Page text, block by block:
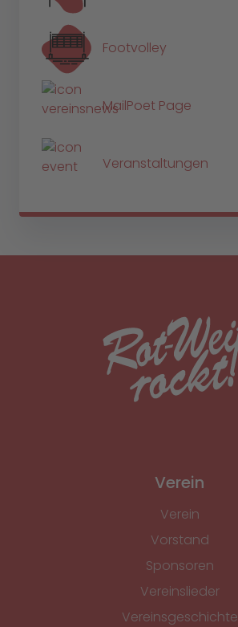
Footvolley
MailPoet Page
Veranstaltungen
Verein
Verein
Vorstand
Sponsoren
Vereinslieder
Vereinsgeschichte